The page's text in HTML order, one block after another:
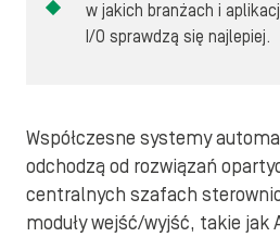
w jakich branżach i
I/O sprawdzą się najlepiej.
Współczesne systemy
odchodzą od rozwiązań
centralnych szafach
moduły wejść/wyjść, takie jak